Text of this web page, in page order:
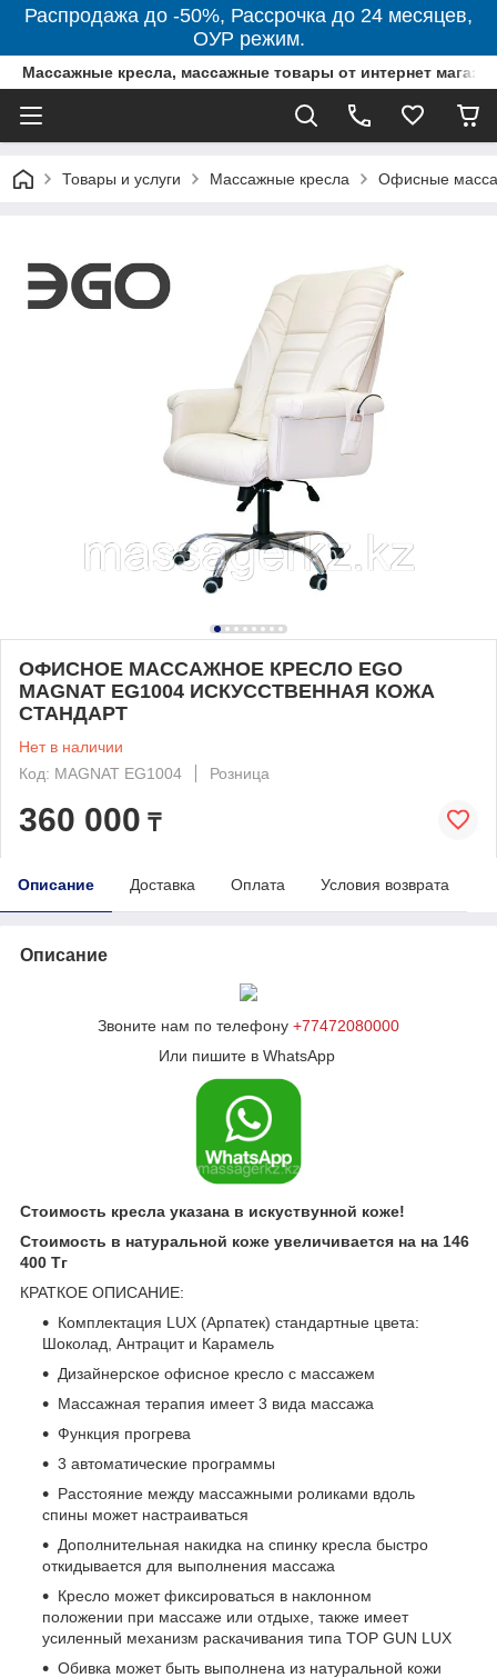
Распродажа до -50%, Рассрочка до 24 месяцев,
ОУР режим.
Массажные кресла, массажные товары от интернет
Товары и услуги Массажные кресла Офисные
ОФИСНОЕ МАССАЖНОЕ КРЕСЛО EGO
MAGNAT EG1004 ИСКУССТВЕННАЯ КОЖА
СТАНДАРТ
Нет в наличии
Код: MAGNAT EG1004
Розница
360 000 ₸
Описание Доставка Оплата Условия возврата
Описание
Звоните нам по телефону +77472080000
Или пишите в WhatsApp
Стоимость кресла указана в искуствунной коже!
Стоимость в натуральной коже увеличивается на на 146
400 Тг
КРАТКОЕ ОПИСАНИЕ:
Комплектация LUX (Арпатек) стандартные цвета:
Шоколад, Антрацит и Карамель
Дизайнерское офисное кресло с массажем
Массажная терапия имеет 3 вида массажа
Функция прогрева
3 автоматические программы
Расстояние между массажными роликами вдоль
спины может настраиваться
Дополнительная накидка на спинку кресла быстро
откидывается для выполнения массажа
Кресло может фиксироваться в наклонном
положении при массаже или отдыхе, также имеет
усиленный механизм раскачивания типа TOP GUN LUX
Обивка может быть выполнена из натуральной кожи